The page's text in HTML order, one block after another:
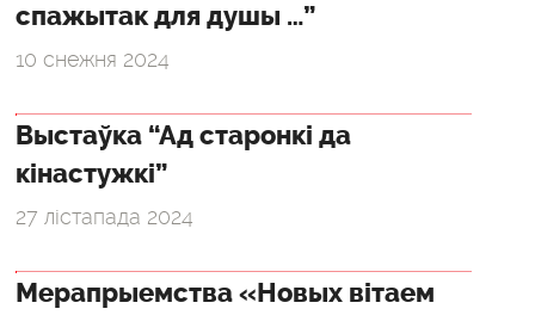
спажытак для душы …”
10 снежня 2024
Выстаўка “Ад старонкі да
кінастужкі”
27 лістапада 2024
Мерапрыемства «Новых вітаем